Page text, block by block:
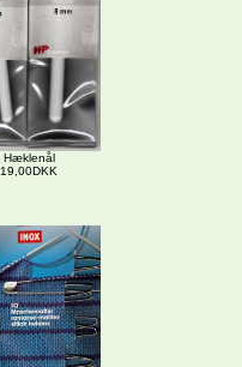
Hæklenål
19,00DKK